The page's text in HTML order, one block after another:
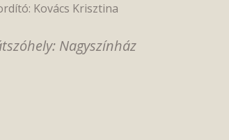
Kovács Krisztina
Nagyszínház